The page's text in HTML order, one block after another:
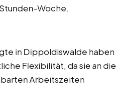
Woche.
in Dippoldiswalde haben
Flexibilität, da sie an die
Arbeitszeiten